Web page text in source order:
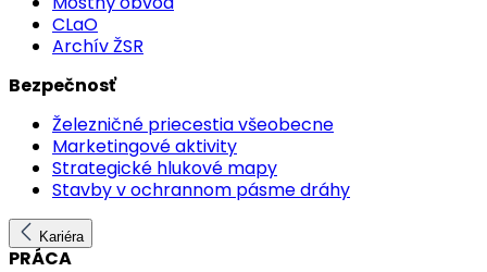
CLaO
Archív ŽSR
Bezpečnosť
Železničné priecestia všeobecne
Marketingové aktivity
Strategické hlukové mapy
Stavby v ochrannom pásme dráhy
Kariéra
PRÁCA